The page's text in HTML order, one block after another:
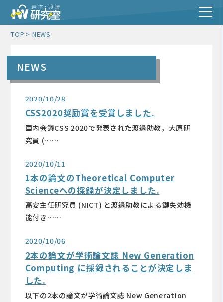
TOP NEWS
NEWS
2020/10/28
CSS2020奨励賞を受賞しました.
国内会議CSS 2020で発表された渡邉助教，大原研
究員 (……
2020/10/11
1本の論文のTheoretical Computer
Scienceへの採録が決定しました.
高安主任研究員 (NICT) と渡邉助教による鍵失効機
能付き……
2020/10/06
2本の論文が学術論文誌 New Generation
Computing に採録されることが決定しま
した.
以下の2本の論文が学術論文誌 New Generation